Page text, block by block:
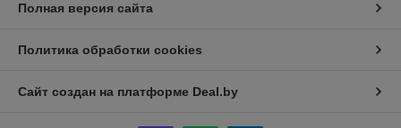
Полная версия сайта
Политика обработки cookies
Сайт создан на платформе Deal.by